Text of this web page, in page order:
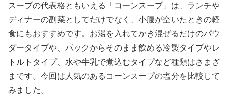
スープの代表格ともいえる「コーンスープ」は、ランチや
ディナーの副菜としてだけでなく、小腹が空いたときの軽
食にもおすすめです。お湯を入れてかき混ぜるだけのパウ
ダータイプや、パックからそのまま飲める冷製タイプやレ
トルトタイプ、水や牛乳で煮込むタイプなど種類はさまざ
まです。今回は人気のあるコーンスープの塩分を比較して
みました。